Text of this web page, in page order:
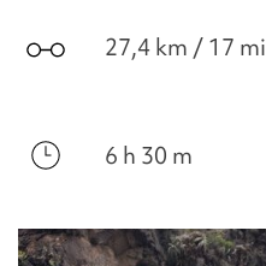
27,4 km / 17 mi
6 h 30 m